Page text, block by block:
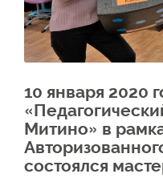
10 января 2020
Митино» в
состоялся